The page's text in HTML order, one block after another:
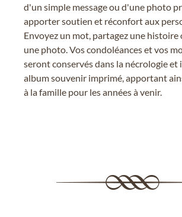
d'un simple message ou d'une photo
apporter soutien et réconfort aux
Envoyez un mot, partagez une histoire
une photo. Vos condoléances et vos
seront conservés dans la nécrologie et
album souvenir imprimé, apportant
à la famille pour les années à venir.